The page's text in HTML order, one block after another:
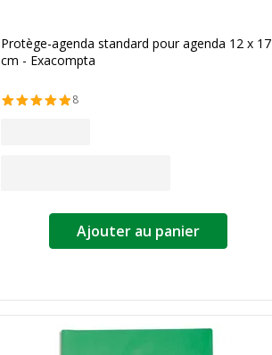
Protège-agenda standard pour agenda 12 x 17
cm - Exacompta
8
Ajouter au panier